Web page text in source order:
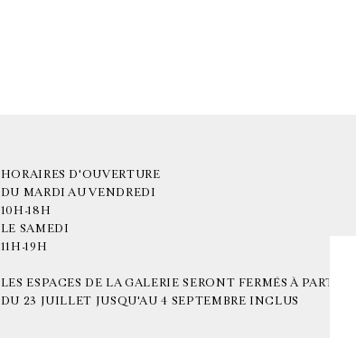
HORAIRES D'OUVERTURE
DU MARDI AU VENDREDI
10H-18H
LE SAMEDI
11H-19H
LES ESPACES DE LA GALERIE SERONT FERMÉS À PARTIR
DU 23 JUILLET JUSQU'AU 4 SEPTEMBRE INCLUS